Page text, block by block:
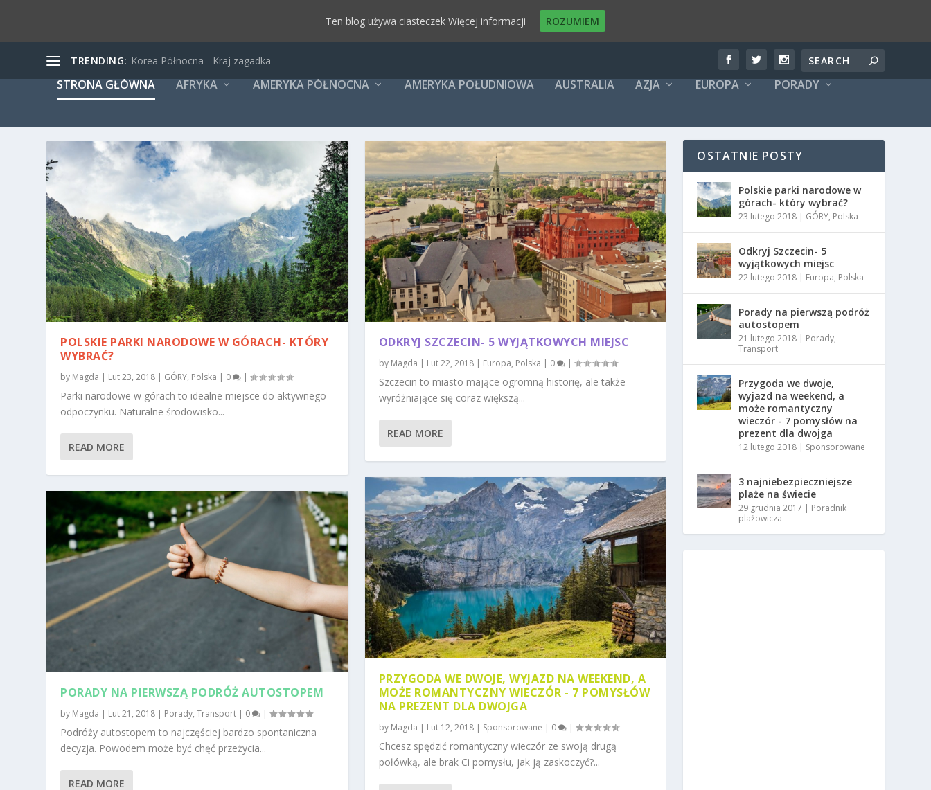
TRENDING: Korea Północna - Kraj zagadka
STRONA GŁÓWNA AFRYKA AMERYKA PÓŁNOCNA AMERYKA POŁUDNIOWA AUSTRALIA AZJA EUROPA PORADY
POLSKIE PARKI NARODOWE W GÓRACH- KTÓRY
WYBRAĆ?
by Magda | Lut 23, 2018 | GÓRY, Polska | 0 |
Parki narodowe w górach to idealne miejsce do aktywnego
odpoczynku. Naturalne środowisko...
READ MORE
PORADY NA PIERWSZĄ PODRÓŻ AUTOSTOPEM
by Magda | Lut 21, 2018 | Porady,Transport | 0 |
Podróży autostopem to najczęściej bardzo spontaniczna
decyzja. Powodem może być chęć przeżycia...
READ MORE
ODKRYJ SZCZECIN- 5 WYJĄTKOWYCH MIEJSC
by Magda | Lut 22, 2018| Europa, Polska | 0 |
Szczecin to miasto mające ogromną historię, ale także
wyróżniające się coraz większą...
READ MORE
PRZYGODA WE DWOJE, WYJAZD NA WEEKEND, A
MOŻE ROMANTYCZNY WIECZÓR - 7 POMYSŁÓW
NA PREZENT DLA DWOJGA
by Magda | Lut 12, 2018| Sponsorowane | 0 |
Chcesz spędzić romantyczny wieczór ze swoją drugą
połówką, ale brak Ci pomysłu, jak ją zaskoczyć?...
OSTATNIE POSTY
Polskie parki narodowe w
górach- który wybrać?
23 lutego 2018 | GÓRY, Polska
Odkryj Szczecin- 5
wyjątkowych miejsc
22 lutego 2018 | Europa, Polska
Porady na pierwszą podróż
autostopem
21 lutego 2018 | Porady,
Transport
Przygoda we dwoje,
wyjazd na weekend, a
może romantyczny
wieczór - 7 pomysłów na
prezent dla dwojga
12 lutego 2018 | Sponsorowane
3 najniebezpieczniejsze
plaże na świecie
29 grudnia 2017 | Poradnik
plażowicza
Ten blog używa ciasteczek Więcej informacji ROZUMIEM